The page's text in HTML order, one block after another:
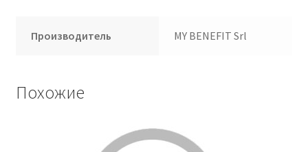
Производитель MY BENEFIT Srl
Похожие